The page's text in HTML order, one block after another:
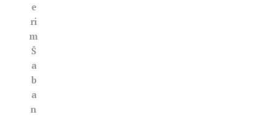
e
ri
m
Š
a
b
a
n